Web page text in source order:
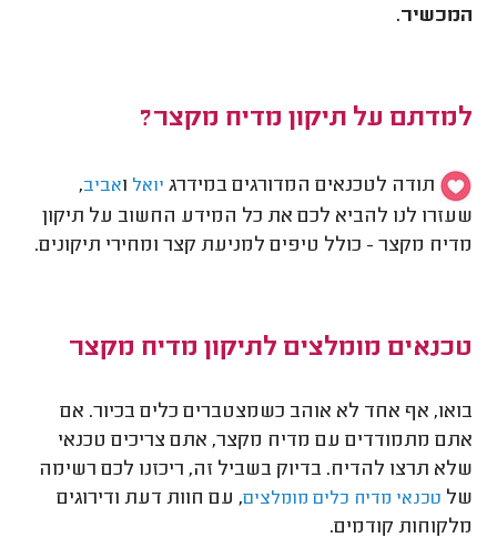
המכשיר.
למדתם על תיקון מדיח מקצר?
תודה לטכנאים המדורגים במידרג יואל ואביב,
שעזרו לנו להביא לכם את כל המידע החשוב על תיקון
מדיח מקצר - כולל טיפים למניעת קצר ומחירי תיקונים.
טכנאים מומלצים לתיקון מדיח מקצר
בואו, אף אחד לא אוהב כשמצטברים כלים בכיור. אם
אתם מתמודדים עם מדיח מקצר, אתם צריכים טכנאי
שלא תרצו להדיח. בדיוק בשביל זה, ריכזנו לכם רשימה
של טכנאי מדיח כלים מומלצים, עם חוות דעת ודירוגים
מלקוחות קודמים.